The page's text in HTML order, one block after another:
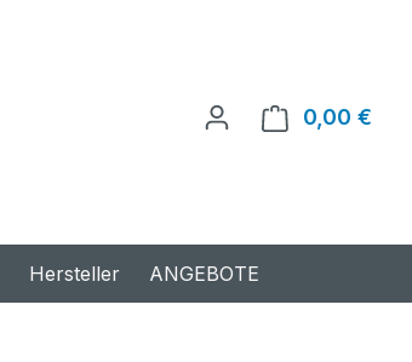
0,00 €
Hersteller ANGEBOTE